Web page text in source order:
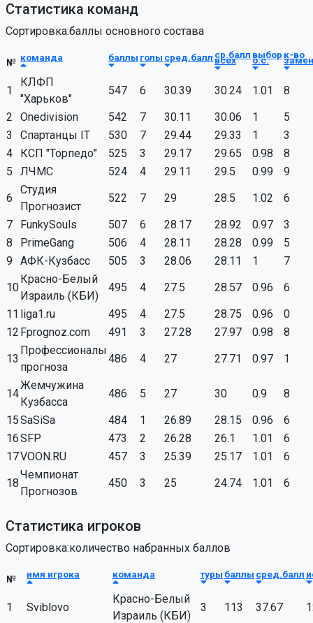
Статистика команд
Сортировка:баллы основного состава
№ команда баллы голы сред.балл ср.балл
всех выбор
о.с. к-во
замен
1
КЛФП
"Харьков"
547 6 30.39 30.24 1.01
8
2
Onedivision 542 7 30.11 30.06 1
5
3
Спартанцы IT 530 7 29.44 29.33 1
3
4
КСП "Торпедо" 525 3 29.17 29.65 0.98
8
5
ЛЧМС 524 4 29.11 29.5 0.99
9
6
Студия
Прогнозист
522 7 29 28.5 1.02
6
7
FunkySouls 507 6 28.17 28.92 0.97
3
8
PrimeGang 506 4 28.11 28.28 0.99
5
9 АФК-Кузбасс 505 3 28.06 28.11 1
7
10
Красно-Белый
Израиль (КБИ)
495 4 27.5 28.57 0.96
6
11 liga1.ru 495 4 27.5 28.75 0.96
0
12 Fprognoz.com 491 3 27.28 27.97 0.98
8
13
Профессионалы
прогноза
486 4 27 27.71 0.97 1
14
Жемчужина
Кузбасса
486 5 27 30 0.9
8
15SaSiSa 484 1 26.89 28.15 0.96
6
16SFP 473 2 26.28 26.1 1.01
6
17VOON.RU 457 3 25.39 25.17 1.01
6
18
Чемпионат
Прогнозов
450 3 25 24.74 1.01 6
Статистика игроков
Сортировка:количество набранных баллов
№ имя игрока команда туры баллы сред.балл
1 Sviblovo
Красно-Белый
Израиль (КБИ)
3 113 37.67